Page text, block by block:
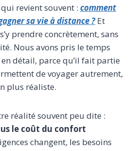
revient souvent : comment
sa vie à distance ?Et
prendre concrètement, sans
Nous avons pris le temps
détail, parce qu’il fait partie
de voyager autrement,
plus réaliste.
réalité souvent peu dite :
le coût du confort
changent, les besoins